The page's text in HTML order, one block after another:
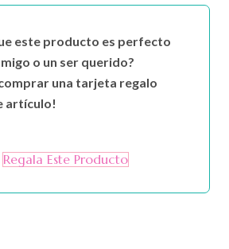
este producto es perfecto
o un ser querido?
una tarjeta regalo
artículo!
Regala Este Producto